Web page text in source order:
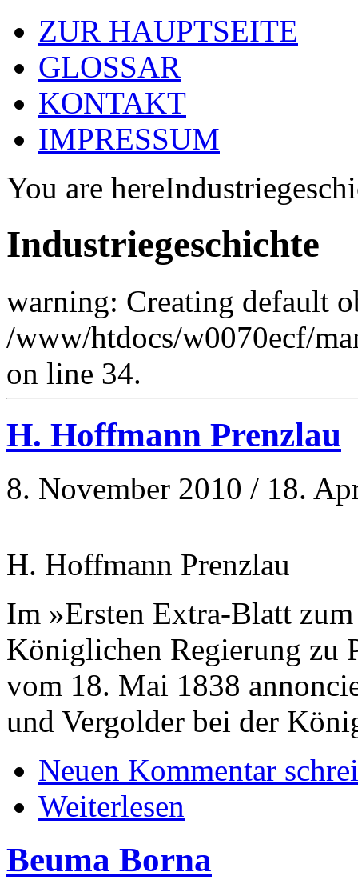
ZUR HAUPTSEITE
GLOSSAR
KONTAKT
IMPRESSUM
You are here
Industriegeschichte
warning: Creating default
/www/htdocs/w0070ecf/
on line 34.
H. Hoffmann Prenzlau
8. November 2010 / 18.
H. Hoffmann Prenzlau
Im »Ersten Extra-Blatt
Königlichen Regierung zu
vom 18. Mai 1838
und Vergolder bei der
Neuen Kommentar
Weiterlesen
Beuma Borna